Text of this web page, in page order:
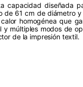
capacidad diseñada
61 cm de diámetro
homogénea que
múltiples modos de
de la impresión textil.